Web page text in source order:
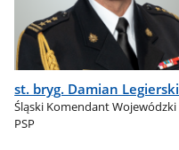
st. bryg. Damian Legierski
Śląski Komendant Wojewódzki
PSP